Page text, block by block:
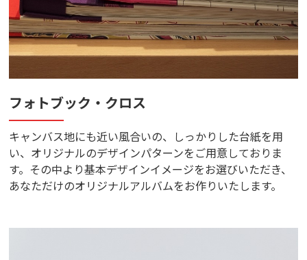
フォトブック・クロス
キャンバス地にも近い風合いの、しっかりした台紙を用
い、オリジナルのデザインパターンをご用意しておりま
す。その中より基本デザインイメージをお選びいただき、
あなただけのオリジナルアルバムをお作りいたします。